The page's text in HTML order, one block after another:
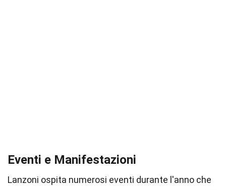
Eventi e Manifestazioni
Lanzoni ospita numerosi eventi durante l'anno che